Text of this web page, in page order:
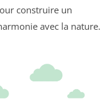
construire un
avec la nature.